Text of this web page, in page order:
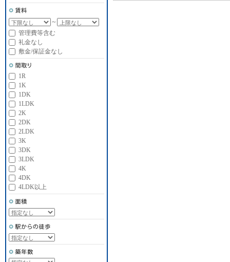
～
管理費等含む
礼金なし
敷金/保証金なし
1R
1K
1DK
1LDK
2K
2DK
2LDK
3K
3DK
3LDK
4K
4DK
4LDK以上